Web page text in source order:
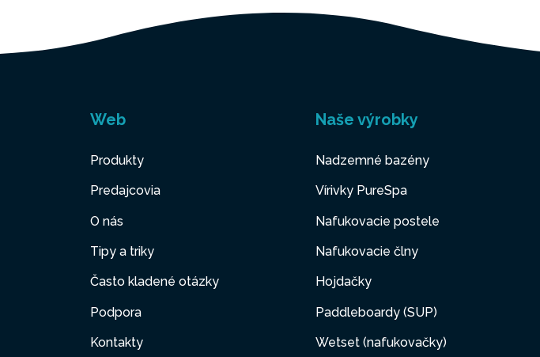
Web
Produkty
Predajcovia
O nás
Tipy a triky
Často kladené otázky
Podpora
Kontakty
Naše výrobky
Nadzemné bazény
Vírivky PureSpa
Nafukovacie postele
Nafukovacie člny
Hojdačky
Paddleboardy (SUP)
Wetset (nafukovačky)